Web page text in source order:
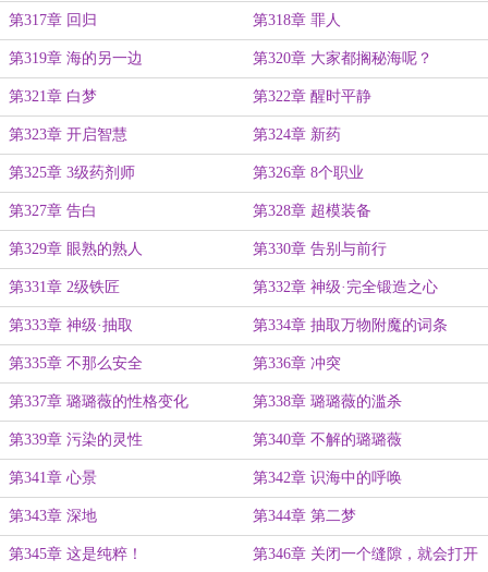
第317章 回归 第318章 罪人
第319章 海的另一边 第320章 大家都搁秘海呢？
第321章 白梦 第322章 醒时平静
第323章 开启智慧 第324章 新药
第325章 3级药剂师 第326章 8个职业
第327章 告白 第328章 超模装备
第329章 眼熟的熟人 第330章 告别与前行
第331章 2级铁匠 第332章 神级·完全锻造之心
第333章 神级·抽取 第334章 抽取万物附魔的词条
第335章 不那么安全 第336章 冲突
第337章 璐璐薇的性格变化 第338章 璐璐薇的滥杀
第339章 污染的灵性 第340章 不解的璐璐薇
第341章 心景 第342章 识海中的呼唤
第343章 深地 第344章 第二梦
第345章 这是纯粹！ 第346章 关闭一个缝隙，就会打开